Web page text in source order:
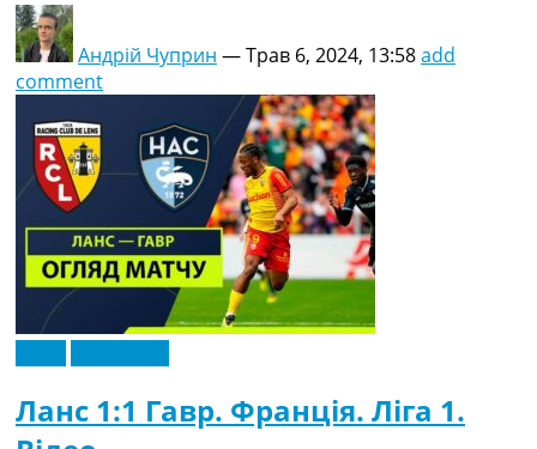
Андрій Чуприн —Трав 6, 2024, 13:58add
comment
Ланс 1:1 Гавр. Франція. Ліга 1.